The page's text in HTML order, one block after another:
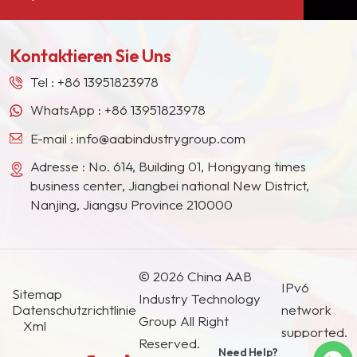
die wachsende Nachfrage
stabilen Lieferanten für viele Farbengiganten in
Südostasien, Japan, Südkorea und anderen
Ländern und Regionen geworden.
Kontaktieren Sie Uns
Tel : +86 13951823978
WhatsApp : +86 13951823978
E-mail : info@aabindustrygroup.com
Adresse : No. 614, Building 01, Hongyang times
business center, Jiangbei national New District,
Nanjing, Jiangsu Province 210000
Sitemap
Datenschutzrichtlinie
Xml
© 2026 China AAB
Industry Technology
Group All Right
Reserved.
IPv6
network
supported.
Need Help?